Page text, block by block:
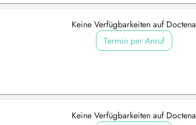
Keine Verfügbarkeiten auf Doctena
Termin per Anruf
Keine Verfügbarkeiten auf Doctena